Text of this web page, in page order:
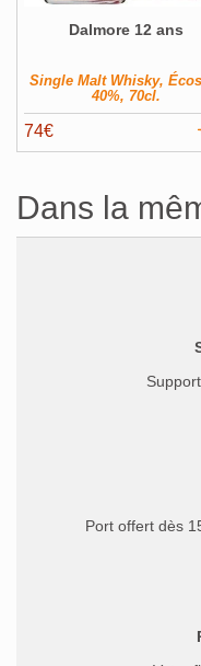
Dalmore 12 ans
Single Malt Whisky,
40%, 70cl.
74€
Dans la
Port offert dès